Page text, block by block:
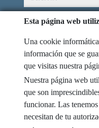
e-mail
He leído y acepto las
mensaje
Captcha
Esta página web
Una cookie
información que se
que visitas nuestra
Nuestra página web
que son
funcionar. Las
necesitan de tu